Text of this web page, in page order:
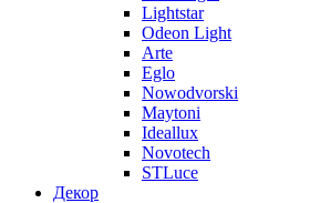
Lightstar
Odeon Light
Arte
Eglo
Nowodvorski
Maytoni
Ideallux
Novotech
STLuce
Декор